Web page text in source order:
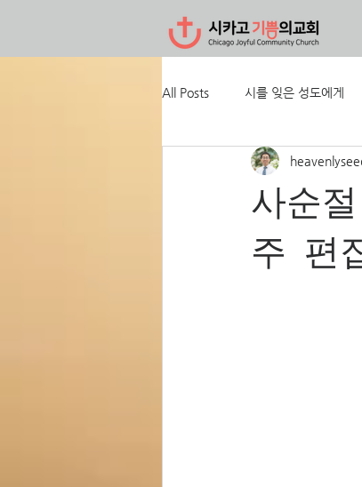
All Posts 시를 잊은 성도에게
사순
주 편